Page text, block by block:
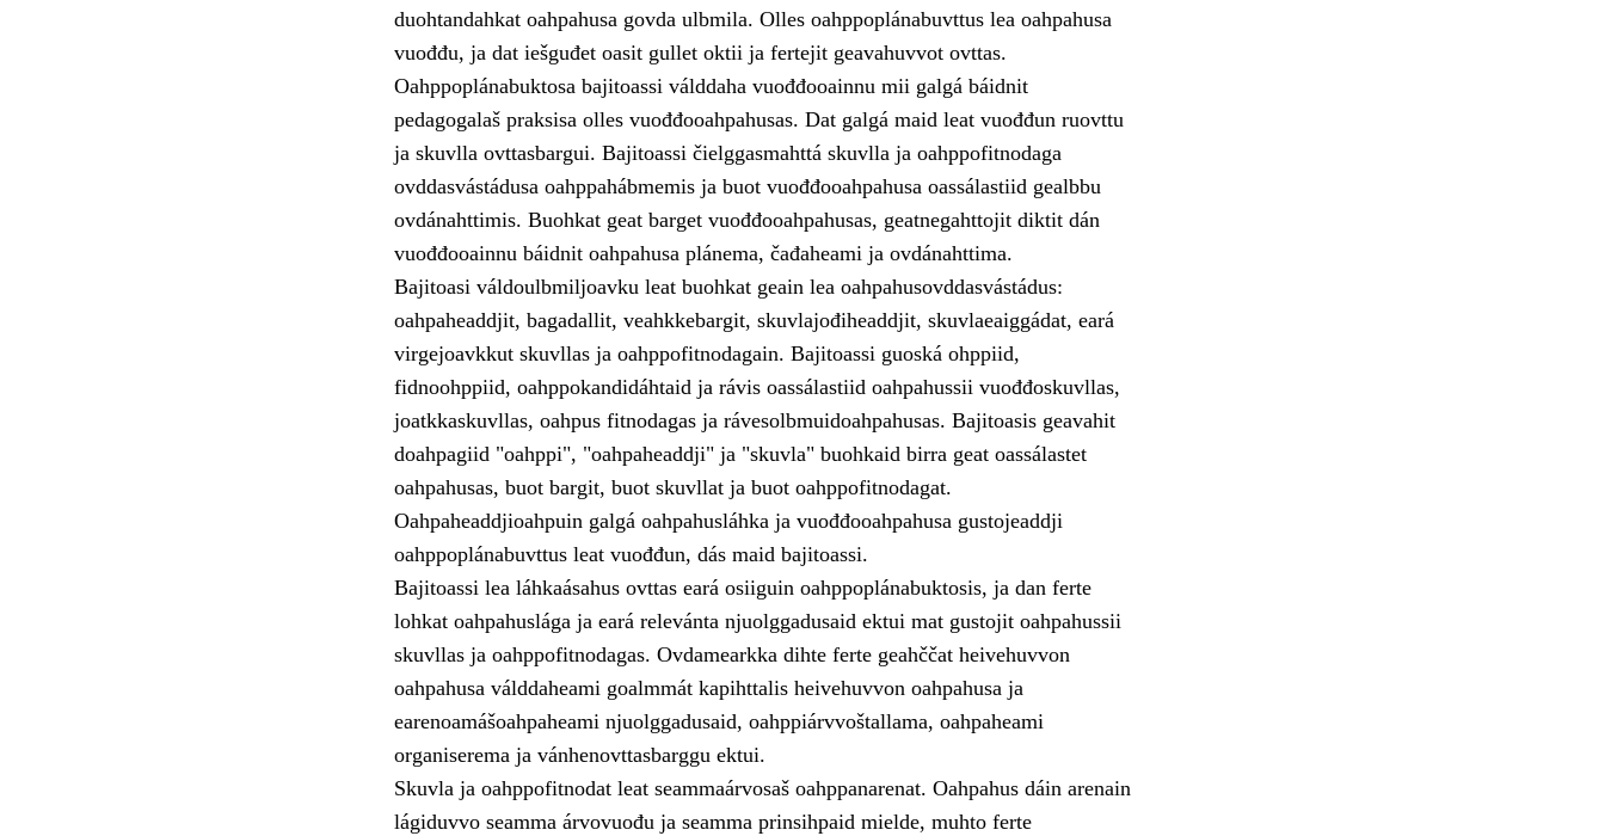
duohtandahkat oahpahusa govda ulbmila. Olles oahppoplánabuvttus lea oahpahusa
vuođđu, ja dat iešguđet oasit gullet oktii ja fertejit geavahuvvot ovttas.
Oahppoplánabuktosa bajitoassi válddaha vuođđooainnu mii galgá báidnit
pedagogalaš praksisa olles vuođđooahpahusas. Dat galgá maid leat vuođđun ruovttu
ja skuvlla ovttasbargui. Bajitoassi čielggasmahttá skuvlla ja oahppofitnodaga
ovddasvástádusa oahppahábmemis ja buot vuođđooahpahusa oassálastiid gealbbu
ovdánahttimis. Buohkat geat barget vuođđooahpahusas, geatnegahttojit diktit dán
vuođđooainnu báidnit oahpahusa plánema, čađaheami ja ovdánahttima.
Bajitoasi váldoulbmiljoavku leat buohkat geain lea oahpahusovddasvástádus:
oahpaheaddjit, bagadallit, veahkkebargit, skuvlajođiheaddjit, skuvlaeaiggádat, eará
virgejoavkkut skuvllas ja oahppofitnodagain. Bajitoassi guoská ohppiid,
fidnoohppiid, oahppokandidáhtaid ja rávis oassálastiid oahpahussii vuođđoskuvllas,
joatkkaskuvllas, oahpus fitnodagas ja rávesolbmuidoahpahusas. Bajitoasis geavahit
doahpagiid "oahppi", "oahpaheaddji" ja "skuvla" buohkaid birra geat oassálastet
oahpahusas, buot bargit, buot skuvllat ja buot oahppofitnodagat.
Oahpaheaddjioahpuin galgá oahpahusláhka ja vuođđooahpahusa gustojeaddji
oahppoplánabuvttus leat vuođđun, dás maid bajitoassi.
Bajitoassi lea láhkaásahus ovttas eará osiiguin oahppoplánabuktosis, ja dan ferte
lohkat oahpahuslága ja eará relevánta njuolggadusaid ektui mat gustojit oahpahussii
skuvllas ja oahppofitnodagas. Ovdamearkka dihte ferte geahččat heivehuvvon
oahpahusa válddaheami goalmmát kapihttalis heivehuvvon oahpahusa ja
earenoamášoahpaheami njuolggadusaid, oahppiárvvoštallama, oahpaheami
organiserema ja vánhenovttasbarggu ektui.
Skuvla ja oahppofitnodat leat seammaárvosaš oahppanarenat. Oahpahus dáin arenain
lágiduvvo seamma árvovuođu ja seamma prinsihpaid mielde, muhto ferte